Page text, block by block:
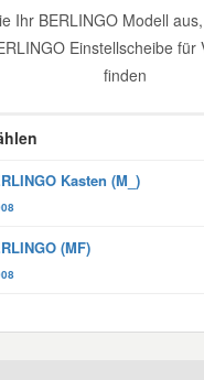
Ihr BERLINGO Modell
Einstellscheibe für
finden
Kasten (M_)
(MF)
Zubehör